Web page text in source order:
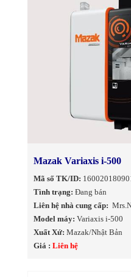
Mazak Variaxis i-500
Mã số TK/ID:
Tình trạng: Đang bán
Liên hệ nhà cung cấp:
Model máy: Variaxis i-500
Xuất Xứ: Mazak/Nhật Bản
Giá : Liên hệ